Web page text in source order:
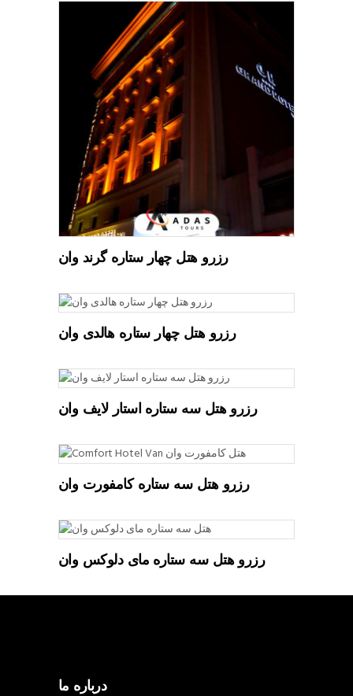
READ MORE
رزرو هتل چهار ستاره گرند وان
رزرو هتل چهار ستاره هالدی وان
رزرو هتل سه ستاره استار لایف وان
رزرو هتل سه ستاره کامفورت وان
رزرو هتل سه ستاره مای دلوکس وان
درباره ما